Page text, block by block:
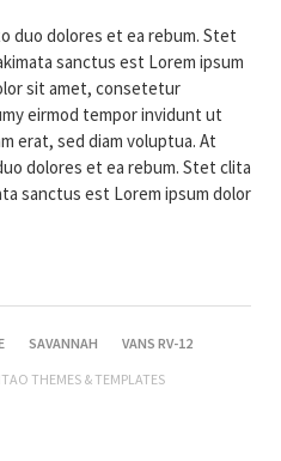
duo dolores et ea rebum. Stet
sanctus est Lorem ipsum
sit amet, consetetur
eirmod tempor invidunt ut
erat, sed diam voluptua. At
dolores et ea rebum. Stet clita
sanctus est Lorem ipsum dolor
SAVANNAH
VANS RV-12
THEMES & TEMPLATES